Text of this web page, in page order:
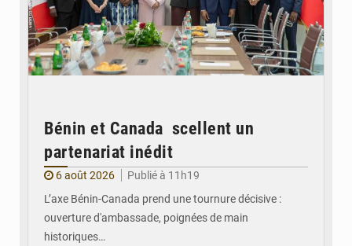
Bénin et Canada scellent un
partenariat inédit
6 août 2026
Publié à 11h19
L’axe Bénin-Canada prend une tournure décisive :
ouverture d'ambassade, poignées de main
historiques…